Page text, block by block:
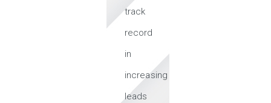
track
record
in
increasing
leads